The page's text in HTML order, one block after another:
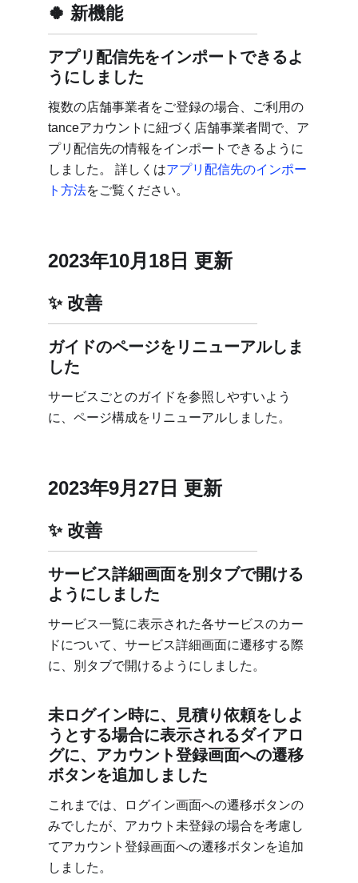
新機能
アプリ配信先をインポートできるよ
うにしました
複数の店舗事業者をご登録の場合、ご利用の
tanceアカウントに紐づく店舗事業者間で、ア
プリ配信先の情報をインポートできるように
しました。 詳しくはアプリ配信先のインポー
ト方法をご覧ください。
2023年10月18日 更新
改善
ガイドのページをリニューアルしま
した
サービスごとのガイドを参照しやすいよう
に、ページ構成をリニューアルしました。
2023年9月27日 更新
改善
サービス詳細画面を別タブで開ける
ようにしました
サービス一覧に表示された各サービスのカー
ドについて、サービス詳細画面に遷移する際
に、別タブで開けるようにしました。
未ログイン時に、見積り依頼をしよ
うとする場合に表示されるダイアロ
グに、アカウント登録画面への遷移
ボタンを追加しました
これまでは、ログイン画面への遷移ボタンの
みでしたが、アカウト未登録の場合を考慮し
てアカウント登録画面への遷移ボタンを追加
しました。